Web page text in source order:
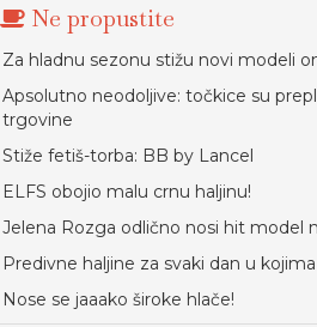
Ne propustite
Za hladnu sezonu stižu novi modeli
Apsolutno neodoljive: točkice su
trgovine
Stiže fetiš-torba: BB by Lancel
ELFS obojio malu crnu haljinu!
Jelena Rozga odlično nosi hit model
Predivne haljine za svaki dan u
Nose se jaaako široke hlače!